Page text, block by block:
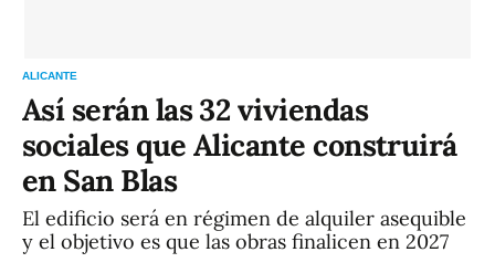
ALICANTE
Así serán las 32 viviendas
sociales que Alicante construirá
en San Blas
El edificio será en régimen de alquiler asequible
y el objetivo es que las obras finalicen en 2027